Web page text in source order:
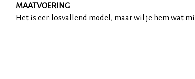
MAATVOERING
Het is een losvallend model, maar wil je hem wat